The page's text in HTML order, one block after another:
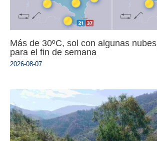
Más de 30ºC, sol con algunas
para el fin de semana
2026-08-07